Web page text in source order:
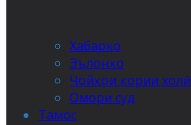
Хабарҳо
Эълонҳо
Ҷойҳои кории холӣ
Омори суд
Тамос